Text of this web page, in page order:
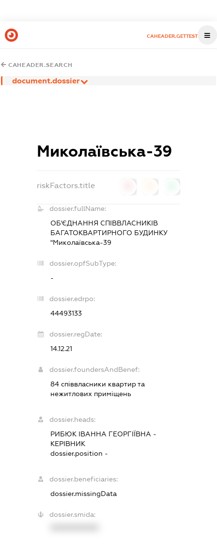
CAHEADER.GETTEST
CAHEADER.SEARCH
document.dossier
Миколаївська-39
riskFactors.title
dossier.fullName:
ОБ'ЄДНАННЯ СПІВВЛАСНИКІВ
БАГАТОКВАРТИРНОГО БУДИНКУ
"Миколаївська-39
dossier.opfSubType:
-
dossier.edrpo:
44493133
dossier.regDate:
14.12.21
dossier.foundersAndBenef:
84 співвласники квартир та
нежитлових приміщень
dossier.heads:
РИБЮК ІВАННА ГЕОРГІЇВНА -
КЕРІВНИК
dossier.position -
dossier.beneficiaries:
dossier.missingData
dossier.smida: